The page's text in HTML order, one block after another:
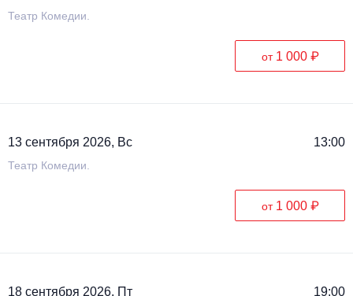
Театр Комедии.
от 1 000 ₽
13 сентября 2026, Вс 13:00
Театр Комедии.
от 1 000 ₽
18 сентября 2026, Пт 19:00